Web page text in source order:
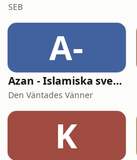
SEB
A-
Azan - Islamiska svenska föreläsningar
Den Väntades Vänner
K